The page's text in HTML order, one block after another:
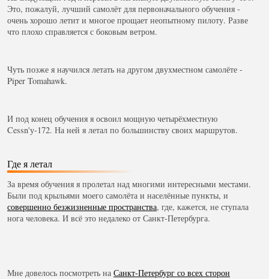
Это, пожалуй, лучший самолёт для первоначального обучения -
очень хорошо летит и многое прощает неопытному пилоту. Разве
что плохо справляется с боковым ветром.
Чуть позже я научился летать на другом двухместном самолёте -
Piper Tomahawk.
И под конец обучения я освоил мощную четырёхместную
Cessn'у-172. На ней я летал по большинству своих маршрутов.
Где я летал
За время обучения я пролетал над многими интересными местами.
Были под крыльями моего самолёта и населённые пункты, и
совершенно безжизненные пространства, где, кажется, не ступала
нога человека. И всё это недалеко от Санкт-Петербурга.
Мне довелось посмотреть на Санкт-Петербург со всех сторон